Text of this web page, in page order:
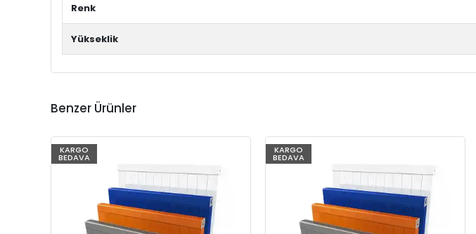
Renk
Yükseklik
Benzer Ürünler
KARGO
BEDAVA
KARGO
BEDAVA